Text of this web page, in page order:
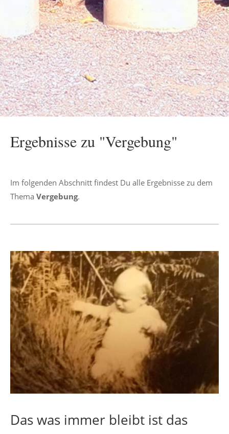
Ergebnisse zu "Vergebung"
Im folgenden Abschnitt findest Du alle Ergebnisse zu dem
Thema Vergebung.
Das was immer bleibt ist das